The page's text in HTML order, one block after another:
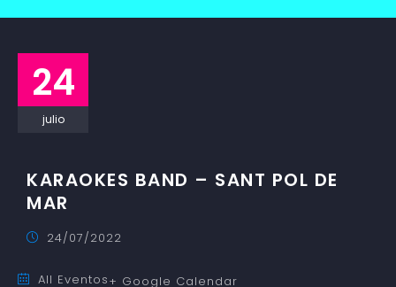
24
julio
KARAOKES BAND – SANT POL DE
MAR
24/07/2022
All Eventos+ Google Calendar